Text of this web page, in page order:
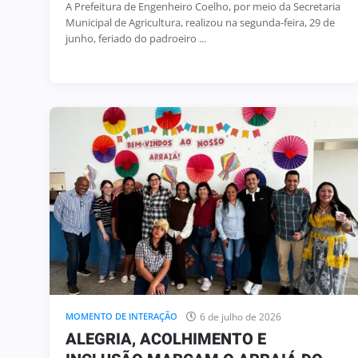
A Prefeitura de Engenheiro Coelho, por meio da Secretaria
Municipal de Agricultura, realizou na segunda-feira, 29 de
junho, feriado do padroeiro ...
MOMENTO DE INTERAÇÃO 6 de julho de 2026
ALEGRIA, ACOLHIMENTO E